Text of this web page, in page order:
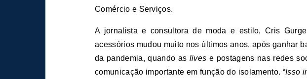
Comércio e Serviços.
A jornalista e consultora de moda e estilo, Cris
acessórios mudou muito nos últimos anos, após ganhar
da pandemia, quando as lives e postagens nas redes
comunicação importante em função do isolamento. “Isso